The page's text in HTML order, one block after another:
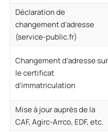
Déclaration de
changement d’adresse
(service-public.fr)
Changement d’adresse sur
le certificat
d’immatriculation
Mise à jour auprès de la
CAF, Agirc-Arrco, EDF, etc.